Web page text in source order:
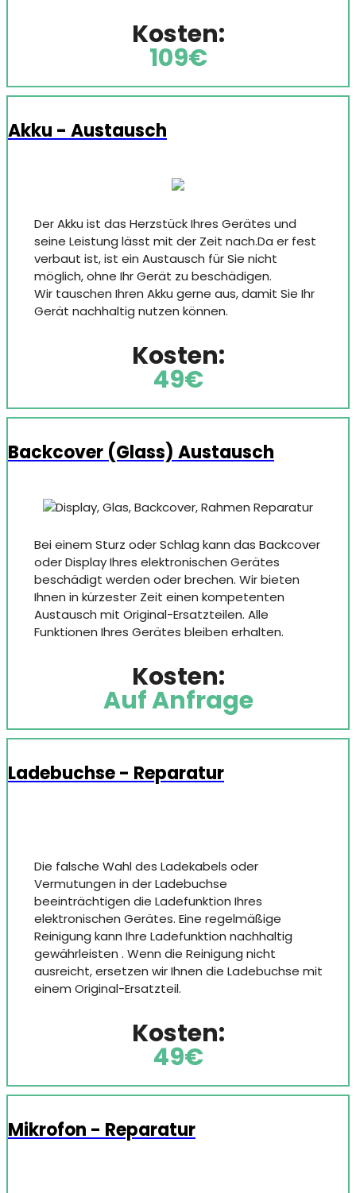
Kosten:
109€
Akku - Austausch
Der Akku ist das Herzstück Ihres Gerätes und
seine Leistung lässt mit der Zeit nach.Da er fest
verbaut ist, ist ein Austausch für Sie nicht
möglich, ohne Ihr Gerät zu beschädigen.
Wir tauschen Ihren Akku gerne aus, damit Sie Ihr
Gerät nachhaltig nutzen können.
Kosten:
49€
Backcover (Glass) Austausch
Bei einem Sturz oder Schlag kann das Backcover
oder Display Ihres elektronischen Gerätes
beschädigt werden oder brechen. Wir bieten
Ihnen in kürzester Zeit einen kompetenten
Austausch mit Original-Ersatzteilen. Alle
Funktionen Ihres Gerätes bleiben erhalten.
Kosten:
Auf Anfrage
Ladebuchse - Reparatur
Die falsche Wahl des Ladekabels oder
Vermutungen in der Ladebuchse
beeinträchtigen die Ladefunktion Ihres
elektronischen Gerätes. Eine regelmäßige
Reinigung kann Ihre Ladefunktion nachhaltig
gewährleisten . Wenn die Reinigung nicht
ausreicht, ersetzen wir Ihnen die Ladebuchse mit
einem Original-Ersatzteil.
Kosten:
49€
Mikrofon - Reparatur